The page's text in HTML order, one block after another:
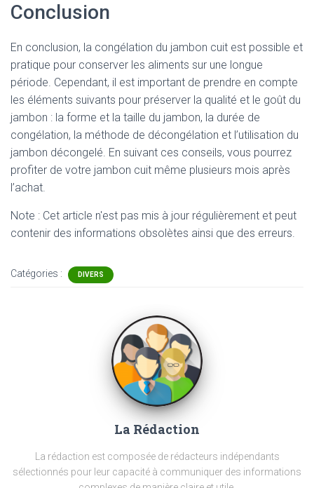
Conclusion
En conclusion, la congélation du jambon cuit est possible et
pratique pour conserver les aliments sur une longue
période. Cependant, il est important de prendre en compte
les éléments suivants pour préserver la qualité et le goût du
jambon : la forme et la taille du jambon, la durée de
congélation, la méthode de décongélation et l’utilisation du
jambon décongelé. En suivant ces conseils, vous pourrez
profiter de votre jambon cuit même plusieurs mois après
l’achat.
Note : Cet article n'est pas mis à jour régulièrement et peut
contenir des informations obsolètes ainsi que des erreurs.
Catégories : DIVERS
La Rédaction
La rédaction est composée de rédacteurs indépendants
sélectionnés pour leur capacité à communiquer des informations